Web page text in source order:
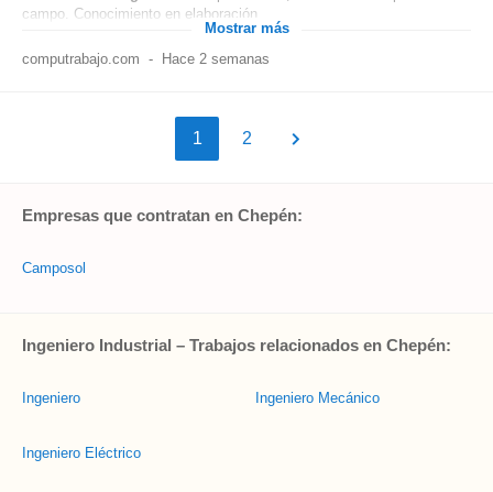
campo. Conocimiento en elaboración...
Mostrar más
computrabajo.com - Hace 2 semanas
1 2
Empresas que contratan en Chepén:
Camposol
Ingeniero Industrial – Trabajos relacionados en Chepén:
Ingeniero
Ingeniero Eléctrico
Ingeniero Mecánico